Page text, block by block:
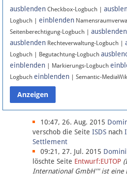
Facebook
Instagram
Anmelden
Datenschutz
Über Lobbypedia
Impressum
ausblenden Checkbox-Logbuch |
Logbuch | einblenden
Seitenberechtigung-Logbuch | ausblenden
ausblenden Rechteverwaltung-Logbuch |
Logbuch | Begutachtung-Logbuch
einblenden | Markierungs-Logbuch
Logbuch einblenden | Semantic-
10:47, 26. Aug. 2015
verschob die Seite ISDS nach
Settlement
09:21, 27. Jul. 2015
löschte Seite Entwurf:EUTOP
International GmbH''' ist eine